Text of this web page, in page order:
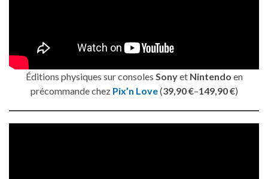
Éditions physiques sur consoles Sonyet Nintendo en
précommande chez Pix’n Love(39,90 €–149,90 €)